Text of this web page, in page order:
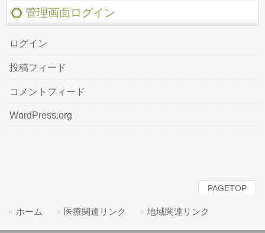
管理画面ログイン
ログイン
投稿フィード
コメントフィード
WordPress.org
PAGETOP
ホーム 医療関連リンク 地域関連リンク